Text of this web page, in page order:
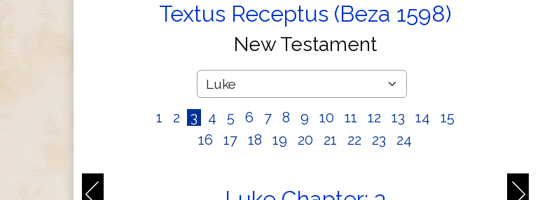
Textus Receptus (Beza 1598)
New Testament
1 2 3 4 5 6 7 8 9 10 11 12 13 14
15
16
17 18 19 20 21 22 23 24